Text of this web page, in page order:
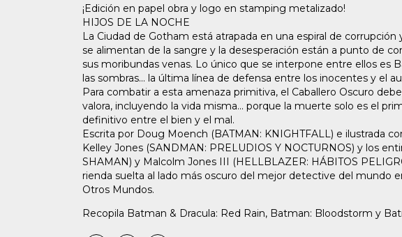
¡Edición en papel obra y logo en stamping metalizado!
HIJOS DE LA NOCHE
La Ciudad de Gotham está atrapada en una espiral de corrupción
se alimentan de la sangre y la desesperación están a punto de
sus moribundas venas. Lo único que se interpone entre ellos es
las sombras... la última línea de defensa entre los inocentes y el
Para combatir a esta amenaza primitiva, el Caballero Oscuro
valora, incluyendo la vida misma... porque la muerte solo es el
definitivo entre el bien y el mal.
Escrita por Doug Moench (BATMAN: KNIGHTFALL) e ilustrada
Kelley Jones (SANDMAN: PRELUDIOS Y NOCTURNOS) y los
SHAMAN) y Malcolm Jones III (HELLBLAZER: HÁBITOS
rienda suelta al lado más oscuro del mejor detective del mundo
Otros Mundos.
Recopila Batman & Dracula: Red Rain, Batman: Bloodstorm y